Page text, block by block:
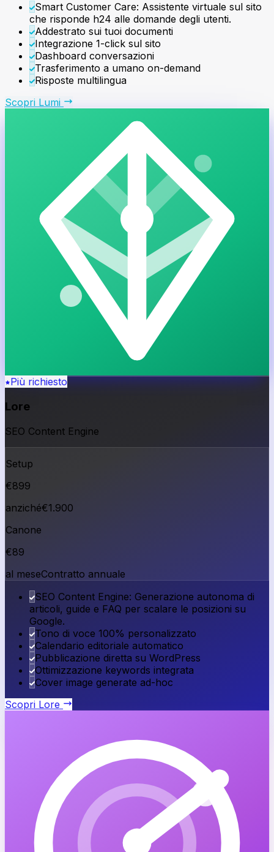
Smart Customer Care: Assistente virtuale sul sito
che risponde h24 alle domande degli utenti.
Addestrato sui tuoi documenti
Integrazione 1-click sul sito
Dashboard conversazioni
Trasferimento a umano on-demand
Risposte multilingua
Scopri Lumi
Più richiesto
Lore
SEO Content Engine
Setup
€899
anziché€1.900
Canone
€89
al meseContratto annuale
SEO Content Engine: Generazione autonoma di
articoli, guide e FAQ per scalare le posizioni su
Google.
Tono di voce 100% personalizzato
Calendario editoriale automatico
Pubblicazione diretta su WordPress
Ottimizzazione keywords integrata
Cover image generate ad-hoc
Scopri Lore